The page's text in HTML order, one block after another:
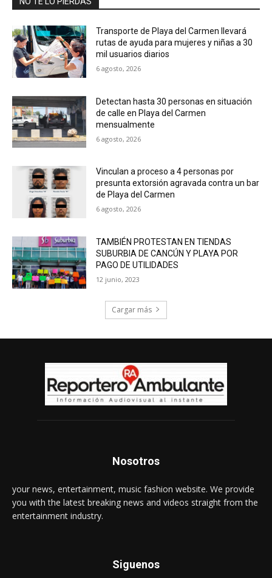
Transporte de Playa del Carmen llevará
rutas de ayuda para mujeres y niñas a 30
mil usuarios diarios
6 agosto, 2026
Detectan hasta 30 personas en situación
de calle en Playa del Carmen
mensualmente
6 agosto, 2026
Vinculan a proceso a 4 personas por
presunta extorsión agravada contra un bar
de Playa del Carmen
6 agosto, 2026
TAMBIÉN PROTESTAN EN TIENDAS
SUBURBIA DE CANCÚN Y PLAYA POR
PAGO DE UTILIDADES
12 junio, 2023
Cargar más
Nosotros
your news, entertainment, music fashion website. We provide
you with the latest breaking news and videos straight from the
entertainment industry.
Siguenos